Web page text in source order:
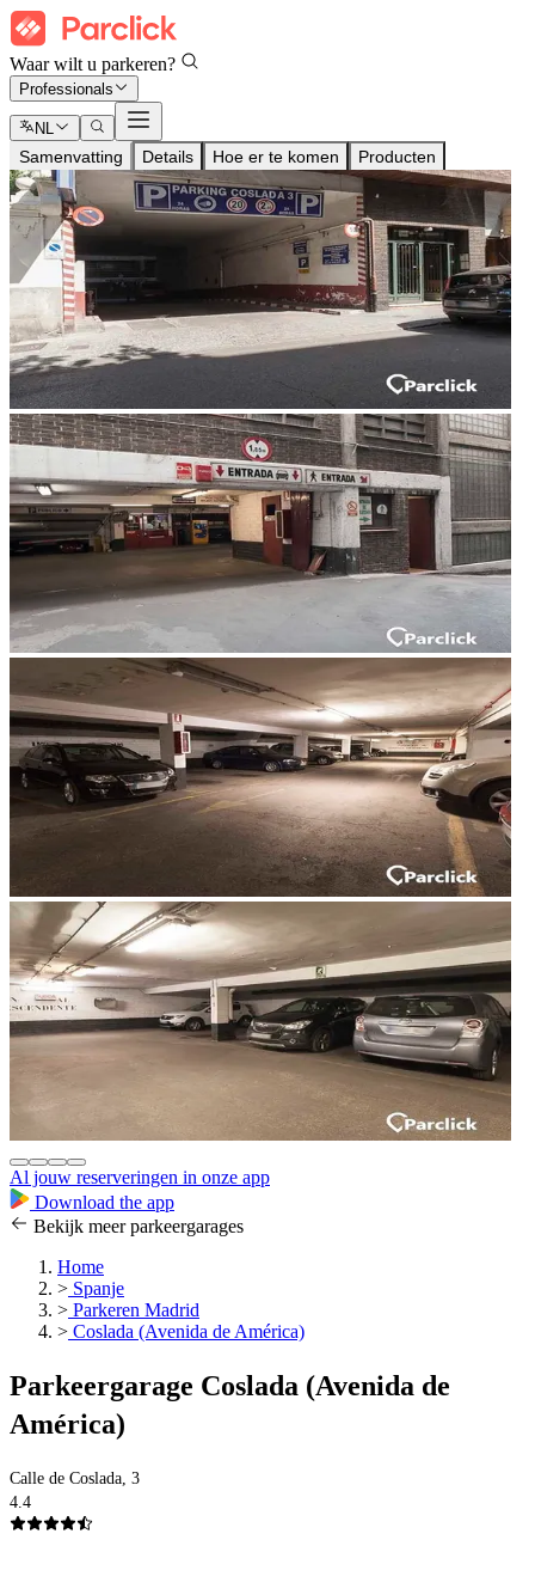
Waar wilt u parkeren?
Professionals
NL
Samenvatting Details Hoe er te komen Producten
Al jouw reserveringen in onze app
Download the app
Bekijk meer parkeergarages
Home
> Spanje
> Parkeren Madrid
> Coslada (Avenida de América)
Parkeergarage Coslada (Avenida de
América)
Calle de Coslada, 3
4.4